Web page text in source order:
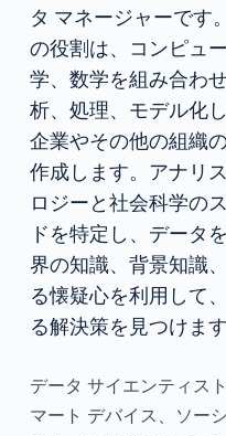
タ マネージャーです
の役割は、コンピュ
学、数学を組み合わ
析、処理、モデル化
企業やその他の組織
作成します。アナリ
ロジーと社会科学の
ドを特定し、データ
界の知識、背景知識
る懐疑心を利用して
る解決策を見つけます
データ サイエンティス
マート デバイス、ソー